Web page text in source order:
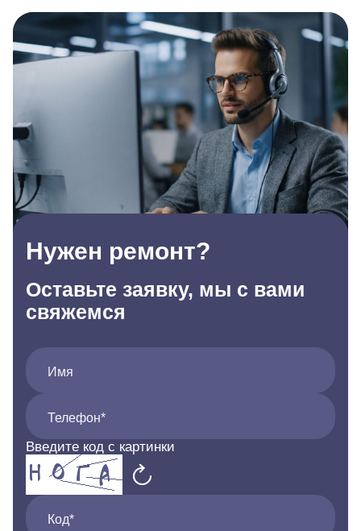
Нужен ремонт?
Оставьте заявку, мы с вами
свяжемся
Имя
Телефон*
Введите код с картинки
Код*